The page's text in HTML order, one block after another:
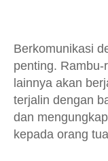
Berkomunikasi
penting.
lainnya akan
terjalin dengan
dan
kepada orang